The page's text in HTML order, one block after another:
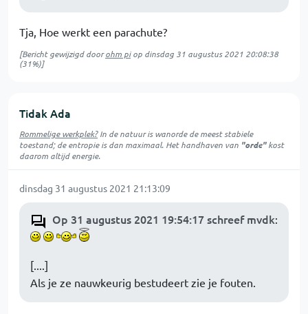
Tja, Hoe werkt een parachute?
[Bericht gewijzigd doorohm piop dinsdag 31 augustus 2021 20:08:38
(31%)]
Tidak Ada
Rommelige werkplek?In de natuur iswanordede meest stabiele
toestand; de entropie is dan maximaal. Het handhaven van "orde"kost
daarom altijd energie.
dinsdag 31 augustus 2021 21:13:09
Op 31 augustus 2021 19:54:17 schreef mvdk:
[....]
Als je ze nauwkeurig bestudeert zie je fouten.